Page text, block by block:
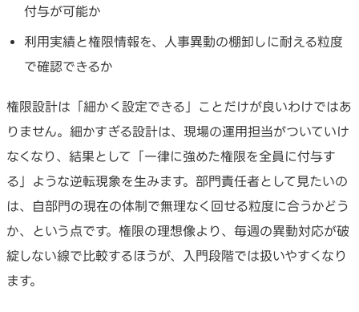
付与が可能か
利用実績と権限情報を、人事異動の棚卸しに耐える粒度
で確認できるか
権限設計は「細かく設定できる」ことだけが良いわけではあ
りません。細かすぎる設計は、現場の運用担当がついていけ
なくなり、結果として「一律に強めた権限を全員に付与す
る」ような逆転現象を生みます。部門責任者として見たいの
は、自部門の現在の体制で無理なく回せる粒度に合うかどう
か、という点です。権限の理想像より、毎週の異動対応が破
綻しない線で比較するほうが、入門段階では扱いやすくなり
ます。